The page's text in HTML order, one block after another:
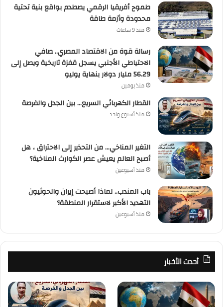
طموح أفريقيا الرقمي يصطدم بواقع بنية تحتية
محدودة وأزمة طاقة
منذ 9 ساعات
رسالة قوة من الاقتصاد المصري.. صافي
الاحتياطي الأجنبي يسجل قفزة تاريخية ويصل إلى
56.29 مليار دولار بنهاية يوليو
منذ يومين
القطار الكهربائي السريع… بين الجدل والفرصة
منذ أسبوع واحد
التغير المناخي… من التحذير إلى الاحتراق ، هل
أصبح العالم يعيش عصر الكوارث المناخية؟
منذ أسبوعين
باب المندب.. لماذا أصبحت إيران والحوثيون
التهديد الأكبر لاستقرار المنطقة؟
منذ أسبوعين
أحدث الأخبار